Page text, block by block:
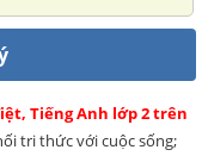
Tiếng Anh lớp 2 trên
tri thức với cuộc sống;